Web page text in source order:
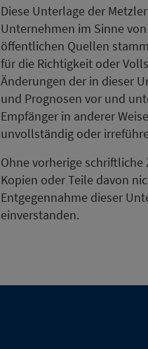
Diese Unterlage der
Unternehmen im Sinne
öffentlichen Quellen
für die Richtigkeit oder
Änderungen der in dieser
und Prognosen vor und
Empfänger in anderer
unvollständig oder
Ohne vorherige
Kopien oder Teile davon
Entgegennahme dieser
einverstanden.